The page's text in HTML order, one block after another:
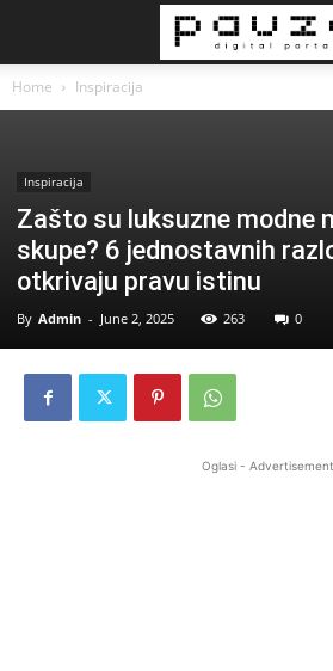
Home Inspiracija
Inspiracija
Zašto su luksuzne modne
skupe? 6 jednostavnih
otkrivaju pravu istinu
By Admin - June 2, 2025 263 0
Oglasi - Advertisement